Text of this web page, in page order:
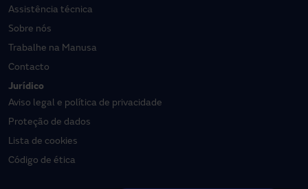
Assistência técnica
Sobre nós
Trabalhe na Manusa
Contacto
Jurídico
Aviso legal e política de privacidade
Proteção de dados
Lista de cookies
Código de ética